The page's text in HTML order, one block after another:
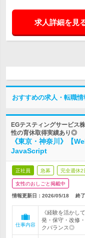
求人詳細を見
おすすめの求人・転職情
EGテスティングサービス
性の育休取得実績あり◎
《東京・神奈川》【
JavaScript
正社員 急募 完全週休2
女性のおしごと掲載中
情報更新日：2026/05/18 終
仕事内容
《経験を活かし
発・保守・改修
クバランス◎